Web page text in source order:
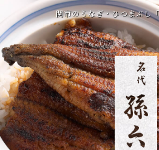
関市のうなぎ・ひつまぶし